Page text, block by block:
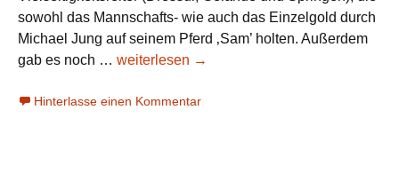
sowohl das Mannschafts- wie auch das Einzelgold durch
Michael Jung auf seinem Pferd ‚Sam’ holten. Außerdem
gab es noch … London
(5):
weiterlesen →
Hinterlasse einen Kommentar